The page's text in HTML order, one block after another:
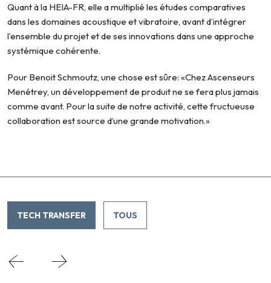
Quant à la HEIA-FR, elle a multiplié les études comparatives
dans les domaines acoustique et vibratoire, avant d’intégrer
l’ensemble du projet et de ses innovations dans une approche
systémique cohérente.
Pour Benoit Schmoutz, une chose est sûre: «Chez Ascenseurs
Menétrey, un développement de produit ne se fera plus jamais
comme avant. Pour la suite de notre activité, cette fructueuse
collaboration est source d’une grande motivation.»
TECH TRANSFER TOUS